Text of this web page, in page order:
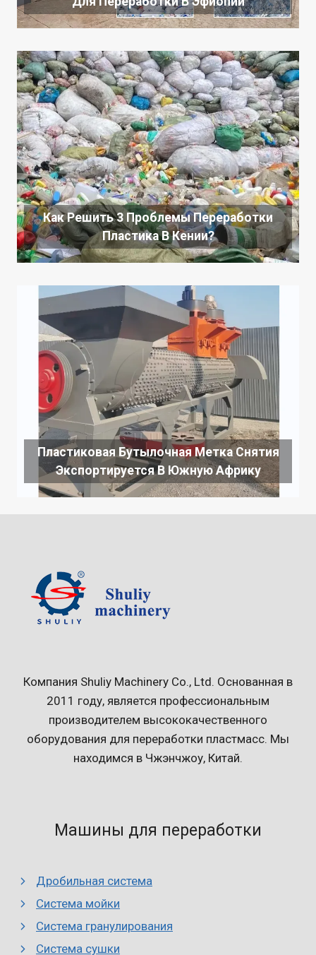
Как Решить 3 Проблемы Переработки
Пластика В Кении?
Пластиковая Бутылочная Метка Снятия
Экспортируется В Южную Африку
Компания Shuliy Machinery Co., Ltd. Основанная в
2011 году, является профессиональным
производителем высококачественного
оборудования для переработки пластмасс. Мы
находимся в Чжэнчжоу, Китай.
Машины для переработки
Дробильная система
Система мойки
Система гранулирования
Система сушки